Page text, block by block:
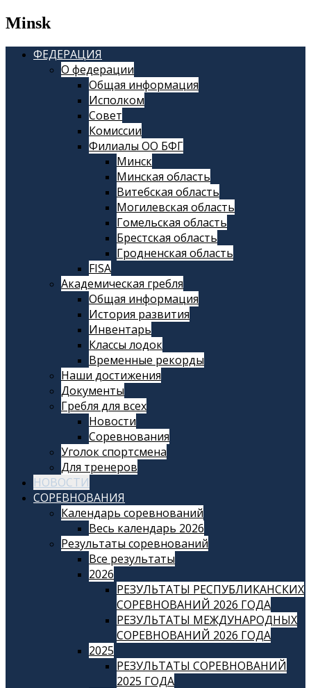
Minsk
ФЕДЕРАЦИЯ
О федерации
Общая информация
Исполком
Совет
Комиссии
Филиалы ОО БФГ
Минск
Минская область
Витебская область
Могилевская область
Гомельская область
Брестская область
Гродненская область
FISA
Академическая гребля
Общая информация
История развития
Инвентарь
Классы лодок
Временные рекорды
Наши достижения
Документы
Гребля для всех
Новости
Соревнования
Уголок спортсмена
Для тренеров
НОВОСТИ
СОРЕВНОВАНИЯ
Календарь соревнований
Весь календарь 2026
Результаты соревнований
Все результаты
2026
РЕЗУЛЬТАТЫ РЕСПУБЛИКАНСКИХ
СОРЕВНОВАНИЙ 2026 ГОДА
РЕЗУЛЬТАТЫ МЕЖДУНАРОДНЫХ
СОРЕВНОВАНИЙ 2026 ГОДА
2025
РЕЗУЛЬТАТЫ СОРЕВНОВАНИЙ
2025 ГОДА